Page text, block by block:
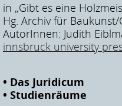
in „Gibt es eine
Hg. Archiv für
AutorInnen: Judith
innsbruck university
• Das Juridicum
• Studienräume